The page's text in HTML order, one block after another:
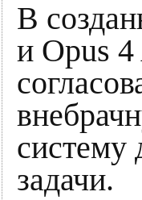
В
и Opus
систему
задачи.